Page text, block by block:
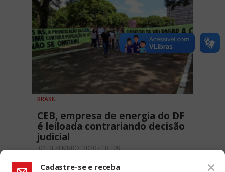
BRASIL
CEB, empresa de energia do DF
é leiloada contrariando decisão
judicial
04 DEZEMBRO, 2020 - 18H09
Cadastre-se e receba